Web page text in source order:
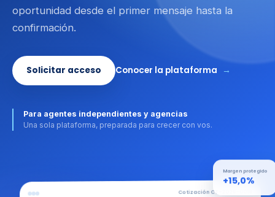
oportunidad desde el primer mensaje hasta la
confirmación.
Solicitar acceso Conocer la plataforma →
Para agentes independientes y agencias
Una sola plataforma, preparada para crecer con vos.
Cotización CT-2026-0018
Margen protegido
+15,0%